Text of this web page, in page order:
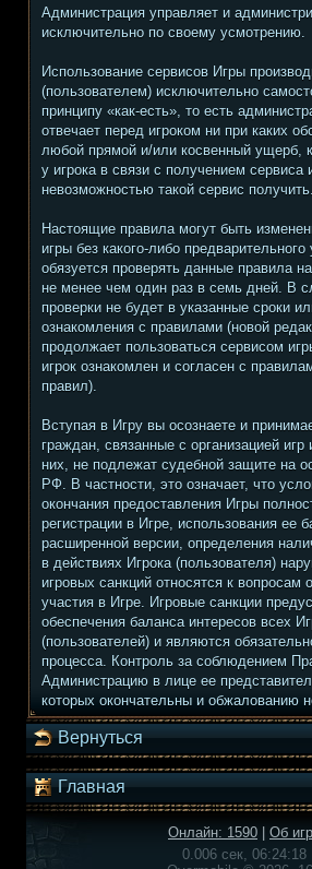
Администрация управляет и
исключительно по своему усмотрению.
Использование сервисов Игры
(пользователем) исключительно
принципу «как-есть», то есть
отвечает перед игроком ни при каких
любой прямой и/или косвенный ущерб,
у игрока в связи с получением сервиса
невозможностью такой сервис получить.
Настоящие правила могут быть
игры без какого-либо
обязуется проверять данные правила
не менее чем один раз в семь дней. В
проверки не будет в указанные сроки
ознакомления с правилами (новой
продолжает пользоваться сервисом
игрок ознакомлен и согласен с
правил).
Вступая в Игру вы осознаете и
граждан, связанные с организацией
них, не подлежат судебной защите на
РФ. В частности, это означает, что
окончания предоставления Игры
регистрации в Игре, использования ее
расширенной версии, определения
в действиях Игрока (пользователя)
игровых санкций относятся к вопросам
участия в Игре. Игровые санкции
обеспечения баланса интересов всех
(пользователей) и являются
процесса. Контроль за соблюдением
Администрацию в лице ее
которых окончательны и обжалованию
Вернуться
Главная
Онлайн: 1590
Об
0.006 сек, 06:24:18